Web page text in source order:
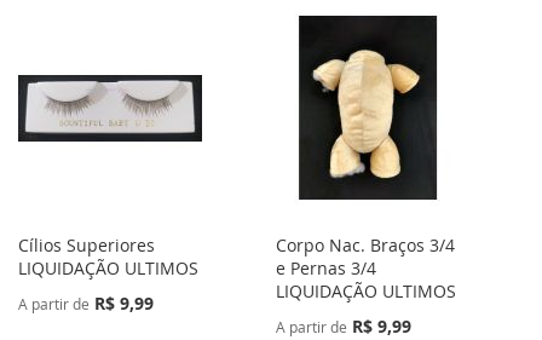
DE
DESEJOS
À
LISTA
DE
DESEJOS
PARA
COMPARAR
Cílios Superiores
LIQUIDAÇÃO ULTIMOS
A partir de R$ 9,99
Corpo Nac. Braços 3/4
e Pernas 3/4
LIQUIDAÇÃO ULTIMOS
A partir de R$ 9,99